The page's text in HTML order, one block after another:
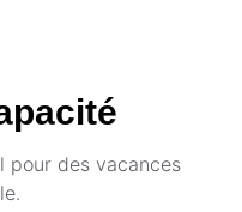
pour des vacances